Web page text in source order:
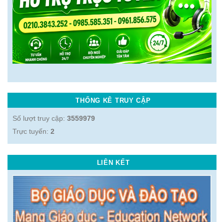
THỐNG KÊ TRUY CẬP
Số lượt truy cập: 3559979
Trực tuyến: 2
LIÊN KẾT